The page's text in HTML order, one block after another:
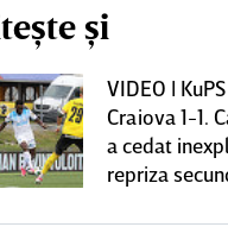
și
VIDEO |
Craiova 1-1.
a cedat
repriza